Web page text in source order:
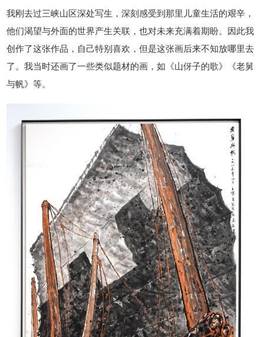
我刚去过三峡山区深处写生，深刻感受到那里儿童生活的艰辛，
他们渴望与外面的世界产生关联，也对未来充满着期盼。因此我
创作了这张作品，自己特别喜欢，但是这张画后来不知放哪里去
了。我当时还画了一些类似题材的画，如《山伢子的歌》《老舅
与帆》等。